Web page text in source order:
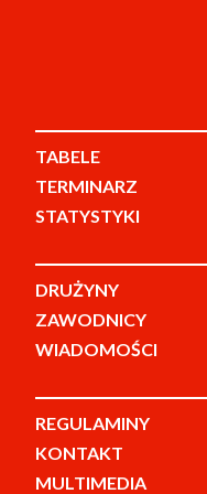
TABELE
TERMINARZ
STATYSTYKI
DRUŻYNY
ZAWODNICY
WIADOMOŚCI
REGULAMINY
KONTAKT
MULTIMEDIA